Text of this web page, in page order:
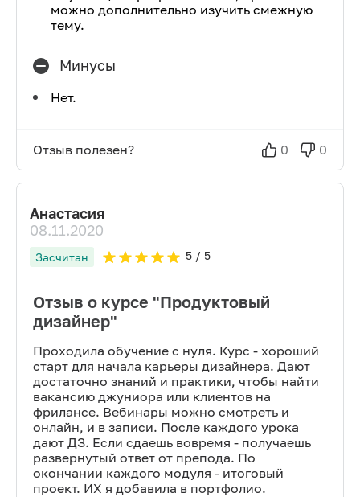
можно дополнительно изучить смежную
тему.
Минусы
Нет.
Отзыв полезен? 0 0
Анастасия
08.11.2020
Засчитан 5/ 5
Отзыв о курсе "Продуктовый
дизайнер"
Проходила обучение с нуля. Курс - хороший
старт для начала карьеры дизайнера. Дают
достаточно знаний и практики, чтобы найти
вакансию джуниора или клиентов на
фрилансе. Вебинары можно смотреть и
онлайн, и в записи. После каждого урока
дают ДЗ. Если сдаешь вовремя - получаешь
развернутый ответ от препода. По
окончании каждого модуля - итоговый
проект. ИХ я добавила в портфолио.